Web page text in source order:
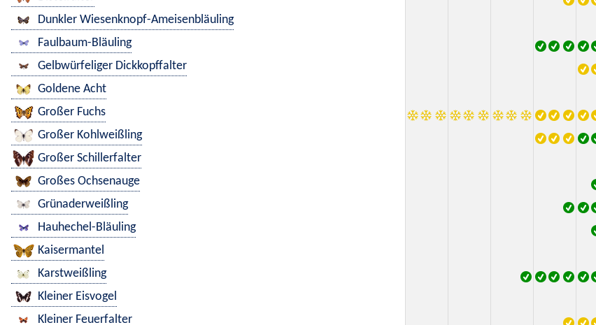
Dunkler Wiesenknopf-Ameisenbläuling
Faulbaum-Bläuling
Gelbwürfeliger Dickkopffalter
Goldene Acht
Großer Fuchs
Großer Kohlweißling
Großer Schillerfalter
Großes Ochsenauge
Grünaderweißling
Hauhechel-Bläuling
Kaisermantel
Karstweißling
Kleiner Eisvogel
Kleiner Feuerfalter